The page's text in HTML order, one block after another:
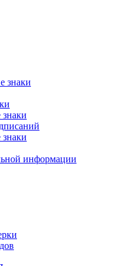
знаки
информации